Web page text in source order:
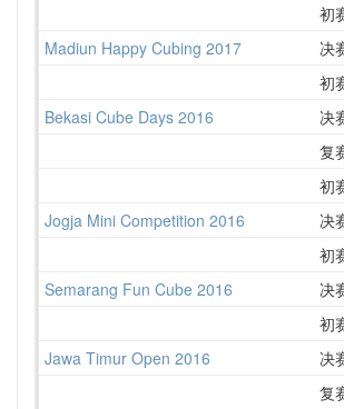
初
Madiun Happy Cubing 2017
决
初
Bekasi Cube Days 2016
决
复
初
Jogja Mini Competition 2016
决
初
Semarang Fun Cube 2016
决
初
Jawa Timur Open 2016
决
复